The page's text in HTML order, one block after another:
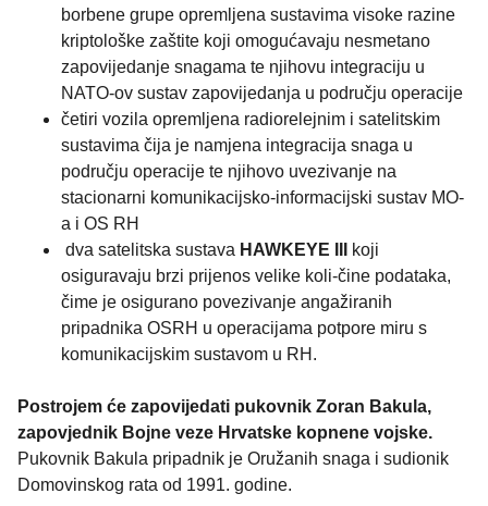
borbene grupe opremljena sustavima visoke razine
kriptološke zaštite koji omogućavaju nesmetano
zapovijedanje snagama te njihovu integraciju u
NATO-ov sustav zapovijedanja u području operacije
četiri vozila opremljena radiorelejnim i satelitskim
sustavima čija je namjena integracija snaga u
području operacije te njihovo uvezivanje na
stacionarni komunikacijsko-informacijski sustav MO-
a i OS RH
dva satelitska sustava HAWKEYE III
koji
osiguravaju brzi prijenos velike koli-čine podataka,
čime je osigurano povezivanje angažiranih
pripadnika OSRH u operacijama potpore miru s
komunikacijskim sustavom u RH.
Postrojem će zapovijedati pukovnik Zoran Bakula,
zapovjednik Bojne veze Hrvatske kopnene vojske.
Pukovnik Bakula pripadnik je Oružanih snaga i sudionik
Domovinskog rata od 1991. godine.